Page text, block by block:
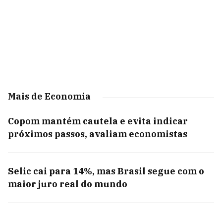
Mais de Economia
Copom mantém cautela e evita indicar
próximos passos, avaliam economistas
Selic cai para 14%, mas Brasil segue com o
maior juro real do mundo